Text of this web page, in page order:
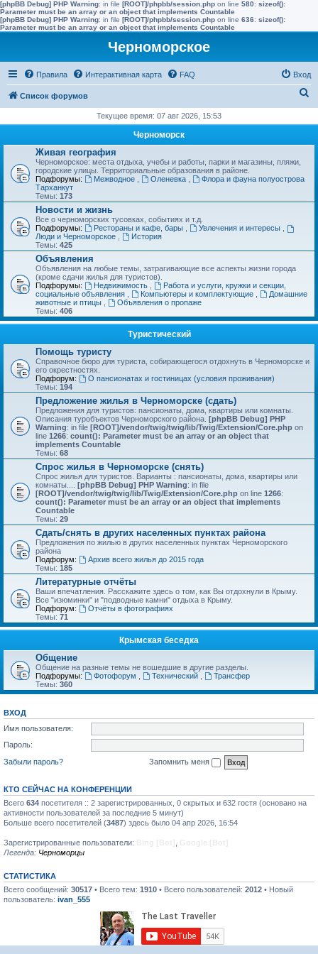
[phpBB Debug] PHP Warning: in file [ROOT]/phpbb/session.php on line 580: sizeof():
Parameter must be an array or an object that implements Countable
[phpBB Debug] PHP Warning: in file [ROOT]/phpbb/session.php on line 636: sizeof():
Parameter must be an array or an object that implements Countable
Черноморское
Правила Интерактивная карта FAQ Вход
Список форумов
с
Текущее время: 07 авг 2026, 15:53
Черноморск
Живая география
Черноморское: места отдыха, учебы и работы, парки и магазины, пляжи,
городские улицы. Территориальные образования в районе.
Подфорумы:
Межводное Оленевка
Флора и фауна полуострова
Тарханкут
Темы: 173
Новости и жизнь
Все о черноморских тусовках, событиях и т.д.
Подфорумы:
Рестораны и кафе, бары Увлечения и интересы
Люди и Черноморское
История
Темы: 425
Объявления
Объявления на любые темы, затрагивающие все аспекты жизни города
(кроме сдачи жилья для туристов).
Подфорумы:
Недвижимость
Работа и услуги, кружки и секции,
социальные объявления
Компьютеры и комплектующие
Домашние
животные и птицы
Объявления о пропаже
Темы: 406
Туристический
Помощь туристу
Справочное бюро для туриста, собирающегося отдохнуть в Черноморске и
его окрестностях.
Подфорум:
О пансионатах и гостиницах (условия проживания)
Темы: 194
Предложение жилья в Черноморске (сдать)
Предложения для туристов: пансионаты, дома, квартиры или комнаты.
Описания туробъектов Черноморского района. [phpBB Debug] PHP
Warning: in file [ROOT]/vendor/twig/twig/lib/Twig/Extension/Core.php on
line 1266: count(): Parameter must be an array or an object that
implements Countable
Темы: 68
Спрос жилья в Черноморске (снять)
Спрос жилья для туристов. Варианты : пансионаты, дома, квартиры или
комнаты.... [phpBB Debug] PHP Warning: in file
[ROOT]/vendor/twig/twig/lib/Twig/Extension/Core.php on line 1266:
count(): Parameter must be an array or an object that implements
Countable
Темы: 29
Сдать/снять в других населенных пунктах района
Предложения по жилью в других населенных пунктах Черноморского
района
Подфорум:
Архив всего жилья до 2015 года
Темы: 185
Литературные отчёты
Ваши впечатления. Расскажите здесь о том, как Вы отдохнули в Крыму.
Все "изюминки" и "подводные камни" отдыха в Крыму.
Подфорум:
Отчёты в фотографиях
Темы: 71
Крымская беседка
Общение
Общение на разные темы не вошедшие в другие разделы.
Подфорумы:
Фотофорум Технический
Трансфер
Темы: 360
ВХОД
Имя пользователя:
Пароль:
Забыли пароль?
Запомнить меня
КТО СЕЙЧАС НА КОНФЕРЕНЦИИ
Всего 634 посетителя :: 2 зарегистрированных, 0 скрытых и 632 гостя (основано на
активности пользователей за последние 5 минут)
Больше всего посетителей (3487) здесь было 04 апр 2026, 16:54
Зарегистрированные пользователи:
Легенда: Черноморцы
СТАТИСТИКА
Всего сообщений: 30517 • Всего тем: 1910 • Всего пользователей: 2012 • Новый
пользователь: ivan_555